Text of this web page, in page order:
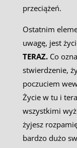
przeciążeń.
Ostatnim
uwagę, jest
TERAZ.Co
stwierdzenie,
poczuciem
Życie w tu i
wszystkimi
żyjesz
bardzo dużo